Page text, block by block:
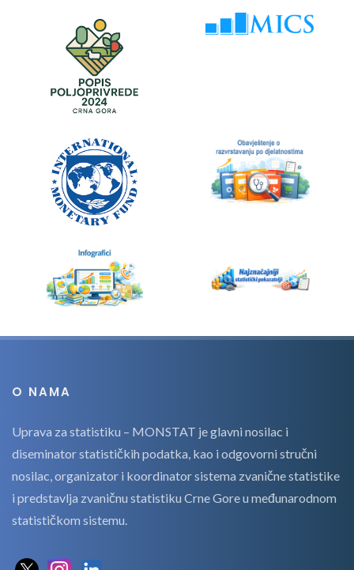
O NAMA
Uprava za statistiku – MONSTAT je glavni nosilac i
diseminator statističkih podatka, kao i odgovorni stručni
nosilac, organizator i koordinator sistema zvanične statistike
i predstavlja zvaničnu statistiku Crne Gore u međunarodnom
statističkom sistemu.